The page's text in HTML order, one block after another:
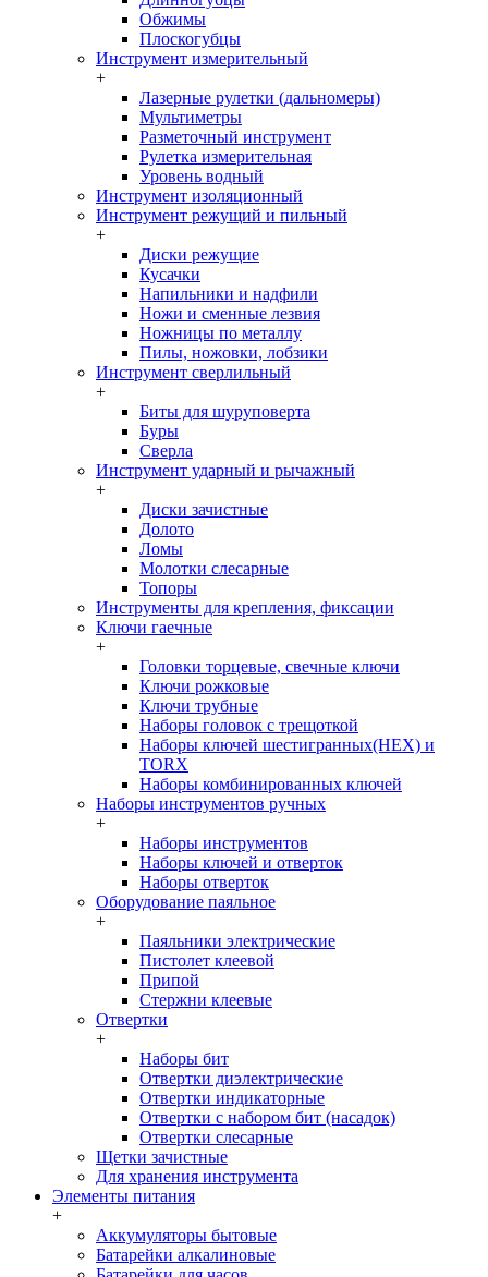
Обжимы
Плоскогубцы
Инструмент измерительный
+
Лазерные рулетки (дальномеры)
Мультиметры
Разметочный инструмент
Рулетка измерительная
Уровень водный
Инструмент изоляционный
Инструмент режущий и пильный
+
Диски режущие
Кусачки
Напильники и надфили
Ножи и сменные лезвия
Ножницы по металлу
Пилы, ножовки, лобзики
Инструмент сверлильный
+
Биты для шуруповерта
Буры
Сверла
Инструмент ударный и рычажный
+
Диски зачистные
Долото
Ломы
Молотки слесарные
Топоры
Инструменты для крепления, фиксации
Ключи гаечные
+
Головки торцевые, свечные ключи
Ключи рожковые
Ключи трубные
Наборы головок c трещоткой
Наборы ключей шестигранных(HEX) и
TORX
Наборы комбинированных ключей
Наборы инструментов ручных
+
Наборы инструментов
Наборы ключей и отверток
Наборы отверток
Оборудование паяльное
+
Паяльники электрические
Пистолет клеевой
Припой
Стержни клеевые
Отвертки
+
Наборы бит
Отвертки диэлектрические
Отвертки индикаторные
Отвертки с набором бит (насадок)
Отвертки слесарные
Щетки зачистные
Для хранения инструмента
Элементы питания
+
Аккумуляторы бытовые
Батарейки алкалиновые